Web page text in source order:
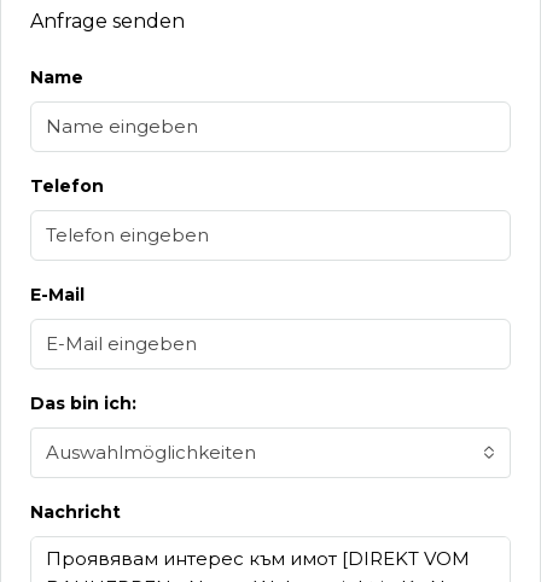
Anfrage senden
Name
Telefon
E-Mail
Das bin ich:
Auswahlmöglichkeiten
Nachricht